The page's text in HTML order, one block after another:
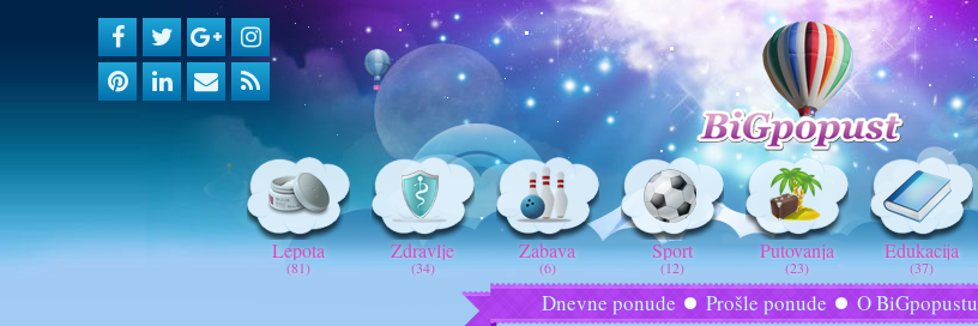
Lepota
(81)
Zdravlje
(34)
Zabava
(6)
Sport
(12)
Putovanja
(23)
Edukacija
(37)
Dnevne ponude Prošle ponude O BiGpopustu